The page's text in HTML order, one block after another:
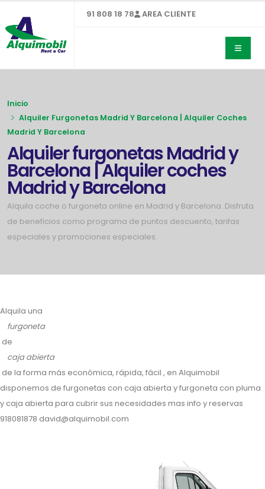
91 808 18 78 AREA CLIENTE
Inicio
Alquiler Furgonetas Madrid Y Barcelona | Alquiler Coches
Madrid Y Barcelona
Alquiler furgonetas Madrid y
Barcelona | Alquiler coches
Madrid y Barcelona
Alquila coche o furgoneta online en Madrid y Barcelona. Disfruta
de beneficios como programa de puntos descuento, tarifas
especiales y promociones especiales.
Alquila una
furgoneta
de
caja abierta
de la forma más económica, rápida, fácil , en Alquimobil
disponemos de furgonetas con caja abierta y furgoneta con pluma
y caja abierta para cubrir sus necesidades mas info y reservas
918081878 david@alquimobil.com